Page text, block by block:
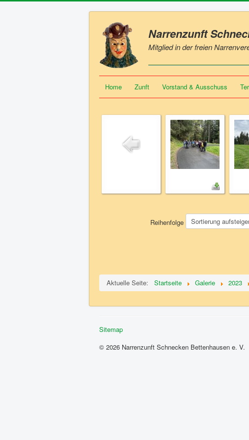
Narrenzunft
Mitglied in der freien
Home Zunft Vorstand & Ausschuss
Reihenfolge
Aktuelle Seite:
Startseite Galerie 2023
Sitemap
© 2026 Narrenzunft Schnecken Bettenhausen e. V.